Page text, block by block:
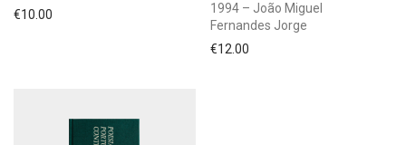
€10.00
1994 – João Miguel
Fernandes Jorge
€12.00